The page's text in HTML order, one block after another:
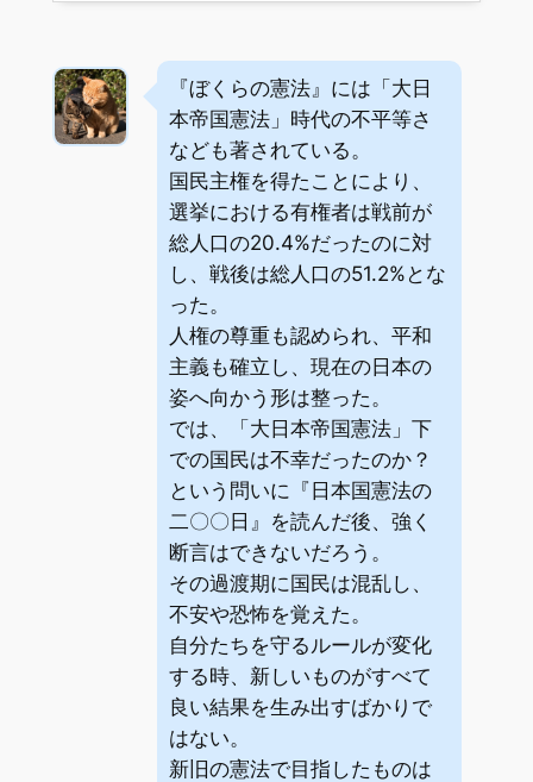
『ぼくらの憲法』には「大日
本帝国憲法」時代の不平等さ
なども著されている。
国民主権を得たことにより、
選挙における有権者は戦前が
総人口の20.4%だったのに対
し、戦後は総人口の51.2%とな
った。
人権の尊重も認められ、平和
主義も確立し、現在の日本の
姿へ向かう形は整った。
では、「大日本帝国憲法」下
での国民は不幸だったのか？
という問いに『日本国憲法の
二〇〇日』を読んだ後、強く
断言はできないだろう。
その過渡期に国民は混乱し、
不安や恐怖を覚えた。
自分たちを守るルールが変化
する時、新しいものがすべて
良い結果を生み出すばかりで
はない。
新旧の憲法で目指したものは